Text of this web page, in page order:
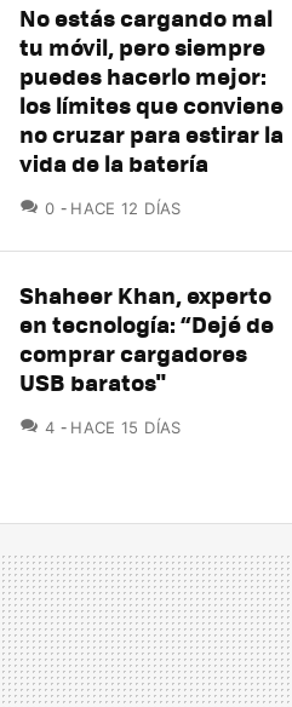
No estás cargando mal
tu móvil, pero siempre
puedes hacerlo mejor:
los límites que conviene
no cruzar para estirar la
vida de la batería
0 COMENTARIOS
HACE 12 DÍAS
Shaheer Khan, experto
en tecnología: “Dejé de
comprar cargadores
USB baratos"
4 COMENTARIOS
HACE 15 DÍAS